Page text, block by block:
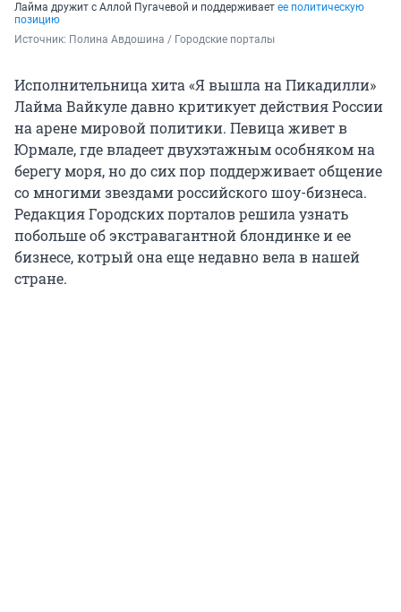
Лайма дружит с Аллой Пугачевой и поддерживает ее политическую
позицию
Источник: Полина Авдошина / Городские порталы
Исполнительница хита «Я вышла на Пикадилли»
Лайма Вайкуле давно критикует действия России
на арене мировой политики. Певица живет в
Юрмале, где владеет двухэтажным особняком на
берегу моря, но до сих пор поддерживает общение
со многими звездами российского шоу-бизнеса.
Редакция Городских порталов решила узнать
побольше об экстравагантной блондинке и ее
бизнесе, котрый она еще недавно вела в нашей
стране.